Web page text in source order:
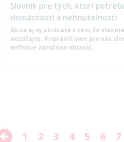
Slovník pre tých, ktorí
domácnosti a nehnuteľnosti
Ak sa aj vy strácate v tom, čo
nezúfajte. Pripravili sme pre vás
definície zaručene objasní.
1 2 3 4 5 6 7